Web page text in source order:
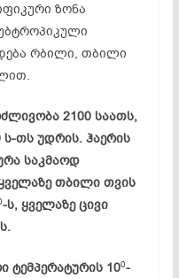
ზონა
რბილი, თბილი
2100 საათს,
ს-თს უდრის. ჰაერის
საკმაოდ
თბილი თვის
-ს, ყველაზე ცივი
ტემპერატურის 100-